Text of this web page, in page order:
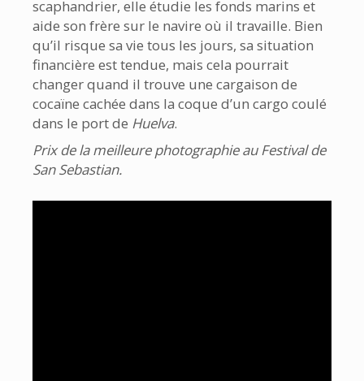
scaphandrier, elle étudie les fonds marins et
aide son frère sur le navire où il travaille. Bien
qu’il risque sa vie tous les jours, sa situation
financière est tendue, mais cela pourrait
changer quand il trouve une cargaison de
cocaïne cachée dans la coque d’un cargo coulé
dans le port de Huelva.
Prix de la meilleure photographie au Festival de
San Sebastian.